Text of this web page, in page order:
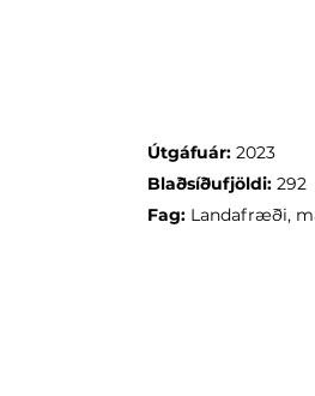
Útgáfuár: 2023
Blaðsíðufjöldi: 292
Fag: Landafræði,